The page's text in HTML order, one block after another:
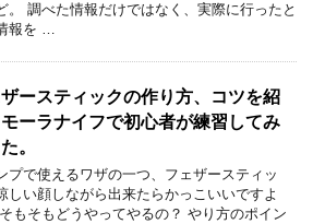
。 調べた情報だけではなく、実際に行ったと
報を …
ースティックの作り方、コツを紹
ーラナイフで初心者が練習してみ
。
プで使えるワザの一つ、フェザースティッ
しい顔しながら出来たらかっこいいですよ
もそもどうやってやるの？ やり方のポイン